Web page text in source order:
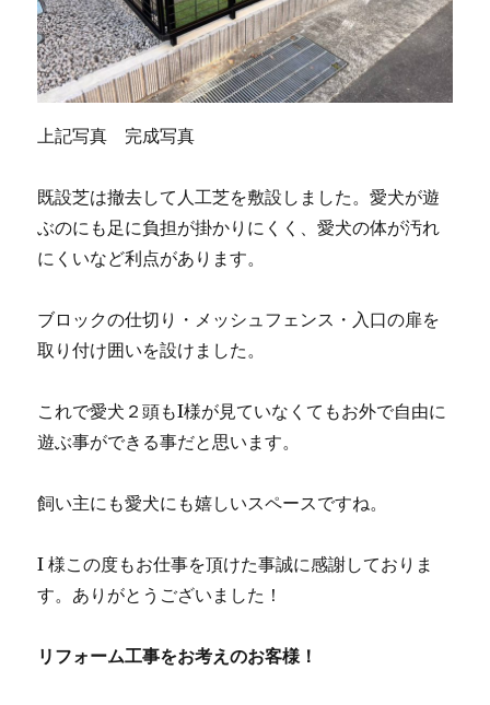
上記写真 完成写真
既設芝は撤去して人工芝を敷設しました。愛犬が遊
ぶのにも足に負担が掛かりにくく、愛犬の体が汚れ
にくいなど利点があります。
ブロックの仕切り・メッシュフェンス・入口の扉を
取り付け囲いを設けました。
これで愛犬２頭もI様が見ていなくてもお外で自由に
遊ぶ事ができる事だと思います。
飼い主にも愛犬にも嬉しいスペースですね。
I 様この度もお仕事を頂けた事誠に感謝しておりま
す。ありがとうございました！
リフォーム工事をお考えのお客様！